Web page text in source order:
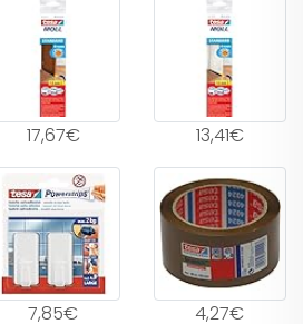
17,67€ 13,41€
7,85€ 4,27€